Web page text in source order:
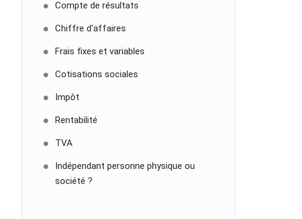
Compte de résultats
Chiffre d'affaires
Frais fixes et variables
Cotisations sociales
Impôt
Rentabilité
TVA
Indépendant personne physique ou
société ?